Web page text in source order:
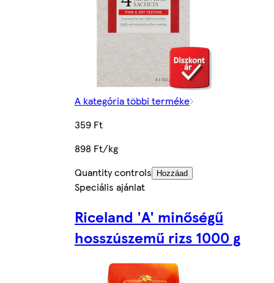
A kategória többi terméke
359 Ft
898 Ft/kg
Quantity controls
Hozzáad
Speciális ajánlat
Riceland 'A' minőségű
hosszúszemű rizs 1000 g